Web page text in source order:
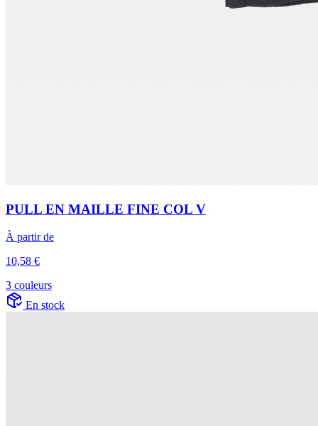
PULL EN MAILLE FINE COL V
À partir de
10,58 €
3 couleurs
En stock